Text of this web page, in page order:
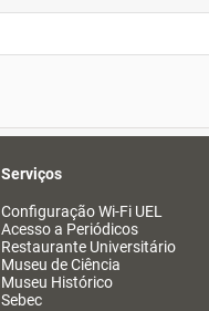
Serviços
Configuração Wi-Fi UEL
Acesso a Periódicos
Restaurante Universitário
Museu de Ciência
Museu Histórico
Sebec